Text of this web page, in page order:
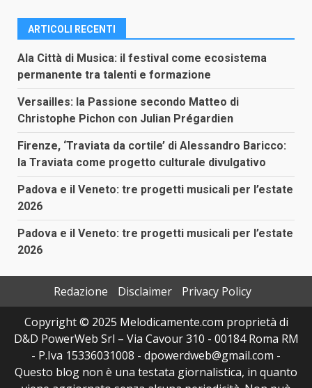
ARTICOLI RECENTI
Ala Città di Musica: il festival come ecosistema
permanente tra talenti e formazione
Versailles: la Passione secondo Matteo di
Christophe Pichon con Julian Prégardien
Firenze, ‘Traviata da cortile’ di Alessandro Baricco:
la Traviata come progetto culturale divulgativo
Padova e il Veneto: tre progetti musicali per l’estate
2026
Padova e il Veneto: tre progetti musicali per l’estate
2026
Redazione Disclaimer
Privacy Policy
Copyright © 2025 Melodicamente.com proprietà di
D&D PowerWeb Srl – Via Cavour 310 - 00184 Roma RM
- P.Iva 15336031008 - dpowerdweb@gmail.com -
Questo blog non è una testata giornalistica, in quanto